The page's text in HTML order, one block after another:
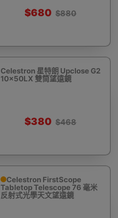
$680 $880
Celestron 星特朗 Upclose G2
10x50LX 雙筒望遠鏡
$380 $468
Celestron FirstScope
Tabletop Telescope 76 毫米
反射式光學天文望遠鏡